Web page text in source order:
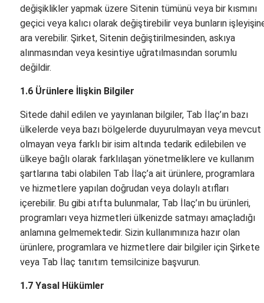
değişiklikler yapmak üzere Sitenin tümünü veya bir kısmını
geçici veya kalıcı olarak değiştirebilir veya bunların
ara verebilir. Şirket, Sitenin değiştirilmesinden, askıya
alınmasından veya kesintiye uğratılmasından sorumlu
değildir.
1.6 Ürünlere İlişkin Bilgiler
Sitede dahil edilen ve yayınlanan bilgiler, Tab İlaç’ın bazı
ülkelerde veya bazı bölgelerde duyurulmayan veya mevcut
olmayan veya farklı bir isim altında tedarik edilebilen ve
ülkeye bağlı olarak farklılaşan yönetmeliklere ve kullanım
şartlarına tabi olabilen Tab İlaç’a ait ürünlere, programlara
ve hizmetlere yapılan doğrudan veya dolaylı atıfları
içerebilir. Bu gibi atıfta bulunmalar, Tab İlaç’ın bu ürünleri,
programları veya hizmetleri ülkenizde satmayı amaçladığı
anlamına gelmemektedir. Sizin kullanımınıza hazır olan
ürünlere, programlara ve hizmetlere dair bilgiler için Şirkete
veya Tab İlaç tanıtım temsilcinize başvurun.
1.7 Yasal Hükümler